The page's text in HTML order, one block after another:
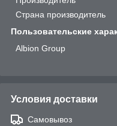
Страна производитель
Пользовательские
Albion Group
Условия доставки
Самовывоз